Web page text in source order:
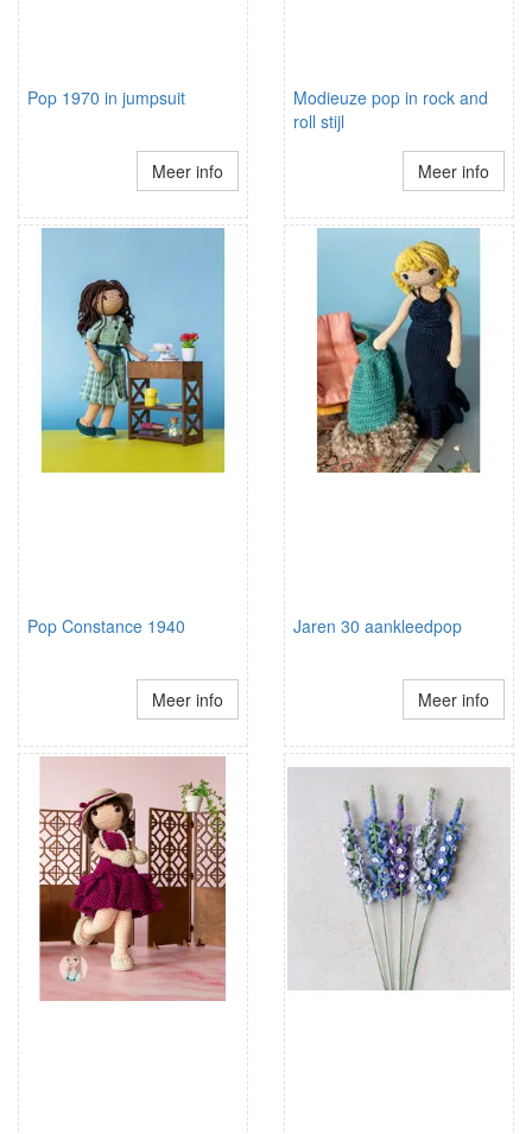
Pop 1970 in jumpsuit
Meer info
Modieuze pop in rock and
roll stijl
Meer info
Pop Constance 1940
Meer info
Jaren 30 aankleedpop
Meer info